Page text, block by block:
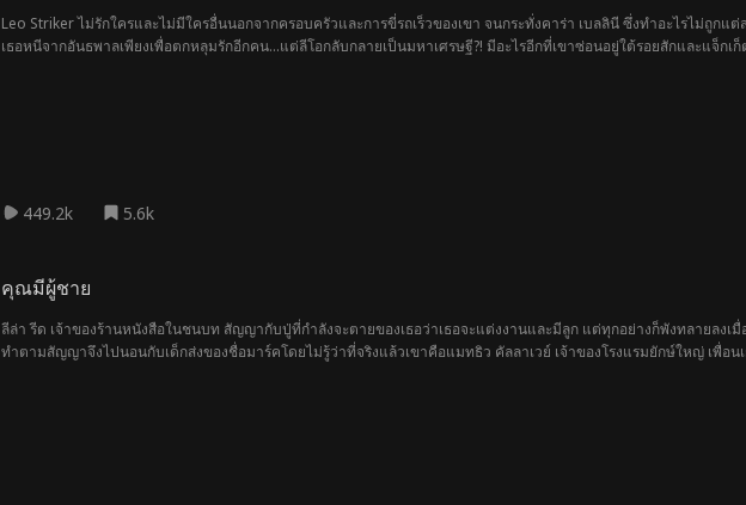
Leo Striker ไม่รักใครและไม่มีใครอื่นนอกจากครอบครัวและการขี่รถเร็วของเขา จนกระทั่งคาร่า เบลลินี ซึ่งทำอะไรไม่ถูก
เธอหนีจากอันธพาลเพียงเพื่อตกหลุมรักอีกคน...แต่ลีโอกลับกลายเป็นมหาเศรษฐี?! มีอะไรอีกที่เขาซ่อนอยู่ใต้รอยสักและแจ็กเก็
449.2k 5.6k
คุณมีผู้ชาย
ลีล่า รีด เจ้าของร้านหนังสือในชนบท สัญญากับปู่ที่กำลังจะตายของเธอว่าเธอจะแต่งงานและมีลูก แต่ทุกอย่างก็พังทลายลงเ
ทำตามสัญญาจึงไปนอนกับเด็กส่งของชื่อมาร์คโดยไม่รู้ว่าที่จริงแล้วเขาคือแมทธิว คัลลาเวย์ เจ้าของโรงแรมยักษ์ใหญ่ เพื่อน